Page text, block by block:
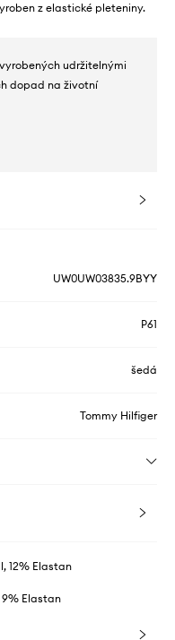
z elastické pleteniny.
udržitelnými
dopad na životní
UW0UW03835.9BYY
P61
šedá
Tommy Hilfiger
12% Elastan
9% Elastan